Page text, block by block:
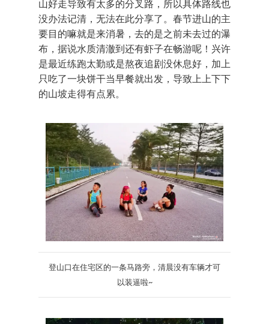
山好走导致有太多的分叉路，所以具体路线也
没办法记清，无法在此分享了。春节进山的主
要目的嘛就是来消暑，去的是之前未去过的瀑
布，据说水质清澈到还有虾子在畅游呢！兴许
是最近练跑太勤或是熬夜追剧没休息好，加上
只吃了一块饼干当早餐就出发，导致上上下下
的山坡走得有点累。
登山口在住宅区的一条马路旁，清晨没有车辆才可
以装逼啦~